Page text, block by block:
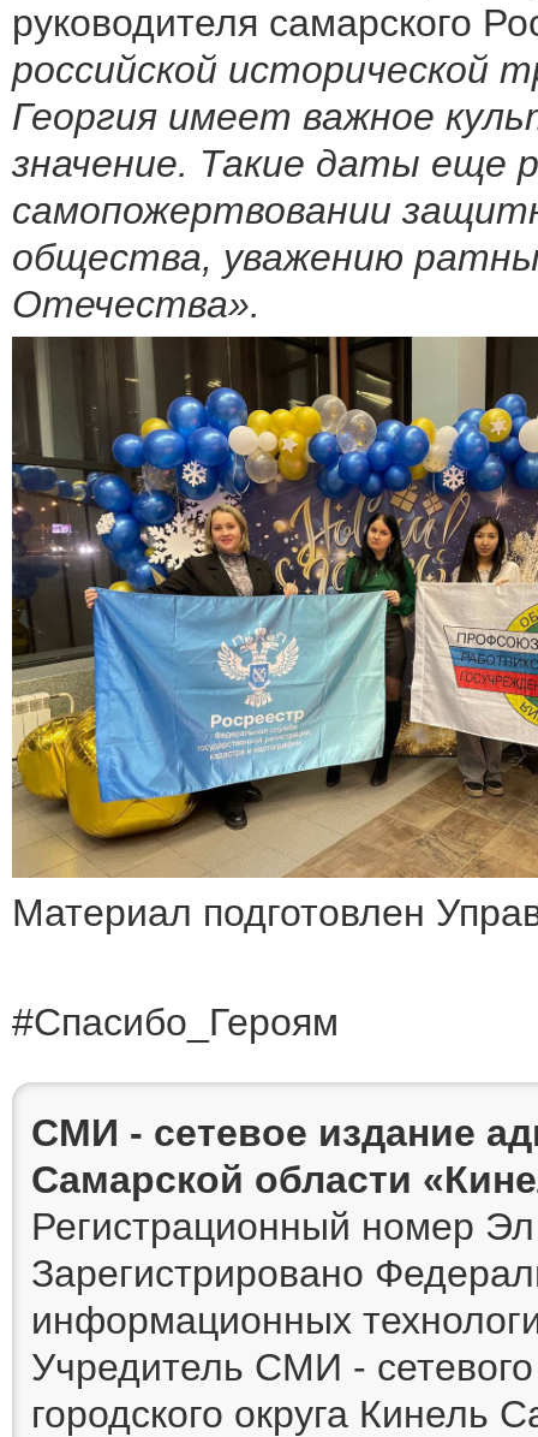
руководителя самарского
российской исторической
Георгия имеет важное
значение. Такие даты еще
самопожертвовании
общества, уважению
Отечества».
Материал подготовлен
#Спасибо_Героям
СМИ - сетевое издание
Самарской области
Регистрационный номер
Зарегистрировано
информационных
Учредитель СМИ -
городского округа Кинель